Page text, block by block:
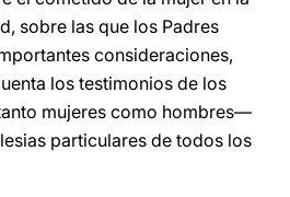
sobre las que los Padres
consideraciones,
los testimonios de los
mujeres como hombres—
particulares de todos los